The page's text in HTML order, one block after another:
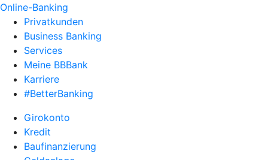
Online-Banking
Privatkunden
Business Banking
Services
Meine BBBank
Karriere
#BetterBanking
Girokonto
Kredit
Baufinanzierung